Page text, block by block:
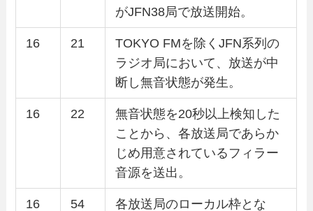
がJFN38局で放送開始。
16 21
TOKYO FMを除くJFN系列の
ラジオ局において、放送が中
断し無音状態が発生。
16 22
無音状態を20秒以上検知した
ことから、各放送局であらか
じめ用意されているフィラー
音源を送出。
16 54
各放送局のローカル枠とな